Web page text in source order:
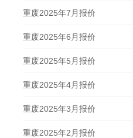
重废2025年7月报价
重废2025年6月报价
重废2025年5月报价
重废2025年4月报价
重废2025年3月报价
重废2025年2月报价